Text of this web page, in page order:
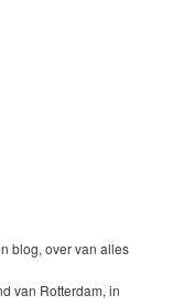
blog, over van alles
van Rotterdam, in